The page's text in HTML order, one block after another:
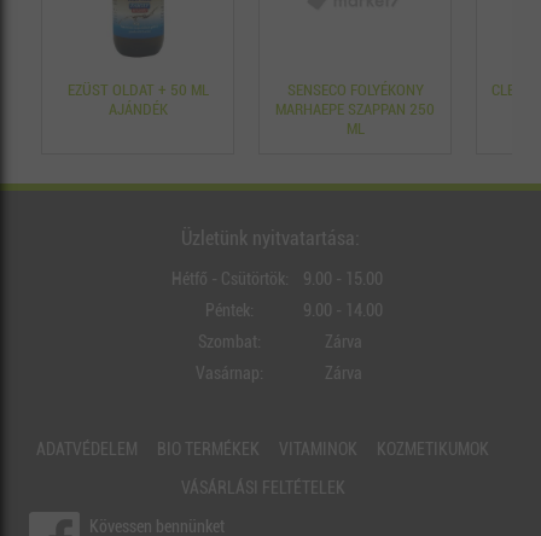
EZÜST OLDAT + 50 ML
AJÁNDÉK
SENSECO FOLYÉKONY
MARHAEPE SZAPPAN 250
ML
Üzletünk nyitvatartása:
Hétfő - Csütörtök:
9.00 - 15.00
Péntek:
9.00 - 14.00
Szombat:
Zárva
Vasárnap:
Zárva
ADATVÉDELEM BIO TERMÉKEK VITAMINOK
KOZMETIKUMOK
VÁSÁRLÁSI FELTÉTELEK
Kövessen bennünket